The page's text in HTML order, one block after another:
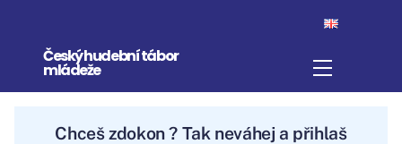
contentČeský hudební tábor
mládeže Menu
Chcešzdokona ? Tak neváhej a přihlaš